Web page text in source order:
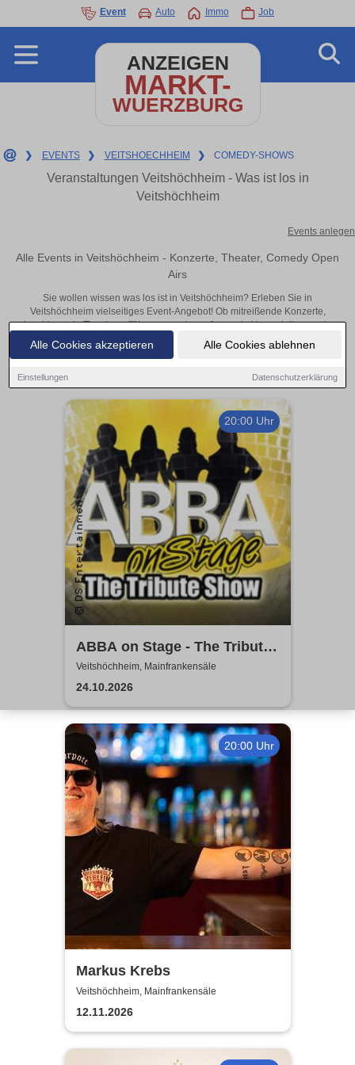
Alle Cookies akzeptieren Alle Cookies ablehnen
Einstellungen Datenschutzerklärung
Event Auto Immo Job
ANZEIGEN
MARKT-
WUERZBURG
❯ EVENTS ❯ VEITSHOECHHEIM ❯ COMEDY-SHOWS
Veranstaltungen Veitshöchheim - Was ist los in
Veitshöchheim
Events anlegen
Alle Events in Veitshöchheim - Konzerte, Theater, Comedy Open
Airs
Sie wollen wissen was los ist in Veitshöchheim? Erleben Sie in
Veitshöchheim vielseitiges Event-Angebot! Ob mitreißende Konzerte,
inspirierende Theateraufführungen oder aufregende Veranstaltungen in
Veitshöchheim – hier finden alles im Überblick und Tickets.
20:00 Uhr
ABBA on Stage - The Tribute
Show
Veitshöchheim, Mainfrankensäle
24.10.2026
20:00 Uhr
Markus Krebs
Veitshöchheim, Mainfrankensäle
12.11.2026